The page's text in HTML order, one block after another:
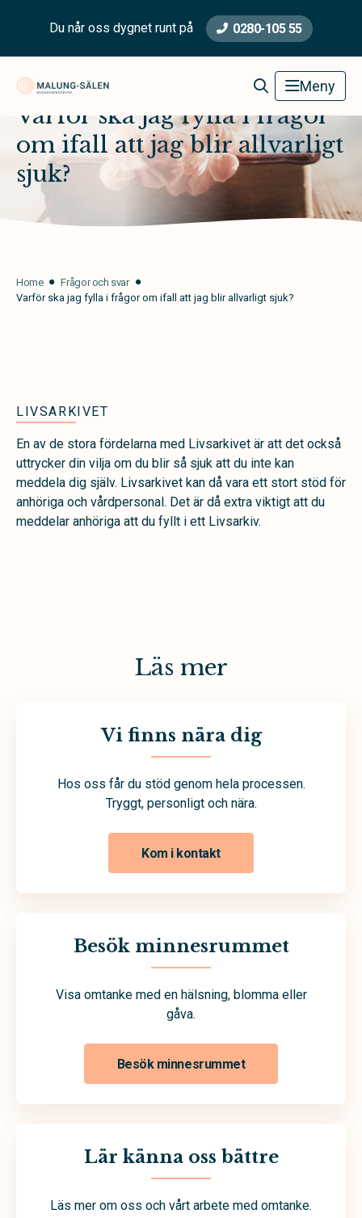
Du når oss dygnet runt på 0280-105 55
Malung-Sälen Begravningsbyrå Meny
Varför ska jag fylla i frågor
om ifall att jag blir allvarligt
sjuk?
Home
Frågor och svar
Varför ska jag fylla i frågor om ifall att jag blir allvarligt sjuk?
LIVSARKIVET
En av de stora fördelarna med Livsarkivet är att det också
uttrycker din vilja om du blir så sjuk att du inte kan
meddela dig själv. Livsarkivet kan då vara ett stort stöd för
anhöriga och vårdpersonal. Det är då extra viktigt att du
meddelar anhöriga att du fyllt i ett Livsarkiv.
Läs mer
Vi finns nära dig
Hos oss får du stöd genom hela processen.
Tryggt, personligt och nära.
Kom i kontakt
Besök minnesrummet
Visa omtanke med en hälsning, blomma eller
gåva.
Besök minnesrummet
Lär känna oss bättre
Läs mer om oss och vårt arbete med omtanke.